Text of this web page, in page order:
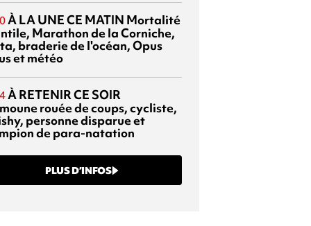
À LA UNE CE MATIN Mortalité
Marathon de la Corniche,
braderie de l'océan, Opus
et météo
À RETENIR CE SOIR
rouée de coups, cycliste,
personne disparue et
de para-natation
PLUS D’INFOS